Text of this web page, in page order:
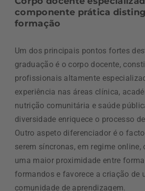
componente prática
formação
Um dos principais pontos fortes
graduação é o corpo docente,
profissionais altamente
experiência nas áreas clínica,
nutrição comunitária e saúde
diversidade enriquece o processo
Outro aspeto diferenciador é o
serem síncronas, em regime online,
uma maior proximidade entre
formandos e favorece a criação de
comunidade de aprendizagem.